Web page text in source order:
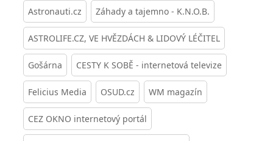
Astronauti.cz Záhady a tajemno - K.N.O.B.
ASTROLIFE.CZ, VE HVĚZDÁCH & LIDOVÝ LÉČITEL
Gošárna CESTY K SOBĚ - internetová televize
Felicius Media OSUD.cz WM magazín
CEZ OKNO internetový portál